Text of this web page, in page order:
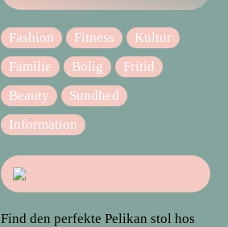
Fashion Fitness
Kultur
Familie
Bolig
Fritid
Beauty
Sundhed
Information
Find den perfekte Pelikan stol hos